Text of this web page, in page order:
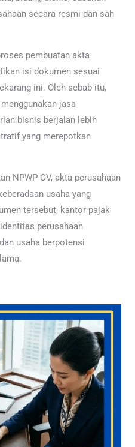
secara resmi dan sah
pembuatan akta
isi dokumen sesuai
ini. Oleh sebab itu,
jasa
bisnis berjalan lebih
yang merepotkan
NPWP CV, akta perusahaan
usaha yang
tersebut, kantor pajak
perusahaan
usaha berpotensi